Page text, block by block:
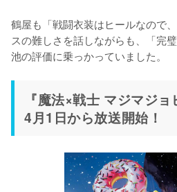
鶴屋も「戦闘衣装はヒールなので
スの難しさを話しながらも、「完
池の評価に乗っかっていました。
『魔法×戦士 マジマジ
4月1日から放送開始！